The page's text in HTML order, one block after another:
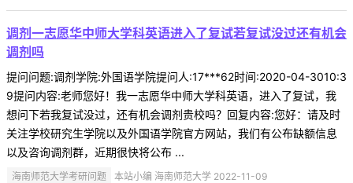
调剂一志愿华中师大学科英语进入了复试若复试没过还有机会
调剂吗
提问问题:调剂学院:外国语学院提问人:17***62时间:2020-04-3010:3
9提问内容:老师您好！我一志愿华中师大学科英语，进入了复试，我
想问下若我复试没过，还有机会调剂贵校吗？回复内容:您好：请及时
关注学校研究生学院以及外国语学院官方网站，我们有公布缺额信息
以及咨询调剂群，近期很快将公布 ...
海南师范大学考研问题 本站小编 海南师范大学 2022-11-09